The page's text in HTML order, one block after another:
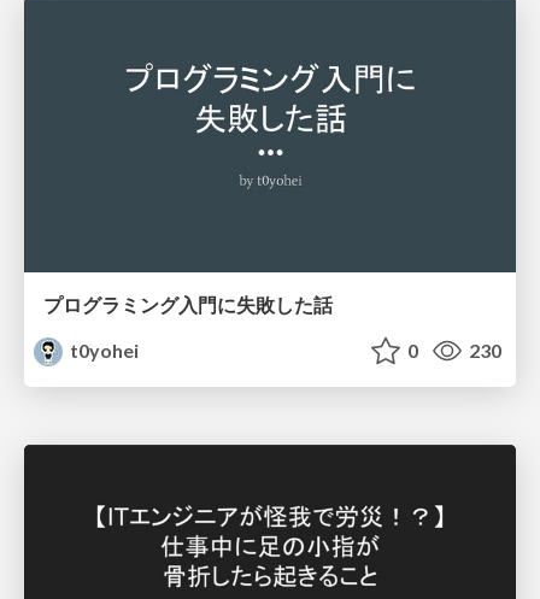
プログラミング入門に失敗した話
t0yohei
0 230